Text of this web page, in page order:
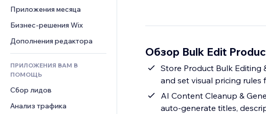
Еда и напитки
Обмен файлами
Новости
Баннеры и значки
Калькуляторы
Погода
Графики и таблицы
Комментарии
Телефон
Сообщество
Отзывы и комментарии
Управление отношениями с
клиентом (CRM)
Приложения месяца
Бизнес-решения Wix
Дополнения редактора
ПРИЛОЖЕНИЯ ВАМ В
ПОМОЩЬ
Сбор лидов
Анализ трафика
Обзор Bulk Edit
Store Product Bulk Editing
and set visual pricing
AI Content Cleanup &
auto-generate titles,